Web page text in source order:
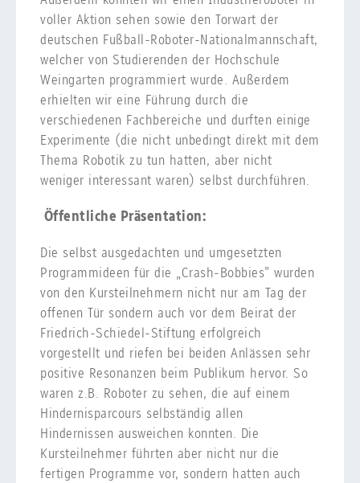
voller Aktion sehen sowie den Torwart der
deutschen Fußball-Roboter-Nationalmannschaft,
welcher von Studierenden der Hochschule
Weingarten programmiert wurde. Außerdem
erhielten wir eine Führung durch die
verschiedenen Fachbereiche und durften einige
Experimente (die nicht unbedingt direkt mit dem
Thema Robotik zu tun hatten, aber nicht
weniger interessant waren) selbst durchführen.
Öffentliche Präsentation:
Die selbst ausgedachten und umgesetzten
Programmideen für die „Crash-Bobbies" wurden
von den Kursteilnehmern nicht nur am Tag der
offenen Tür sondern auch vor dem Beirat der
Friedrich-Schiedel-Stiftung erfolgreich
vorgestellt und riefen bei beiden Anlässen sehr
positive Resonanzen beim Publikum hervor. So
waren z.B. Roboter zu sehen, die auf einem
Hindernisparcours selbständig allen
Hindernissen ausweichen konnten. Die
Kursteilnehmer führten aber nicht nur die
fertigen Programme vor, sondern hatten auch